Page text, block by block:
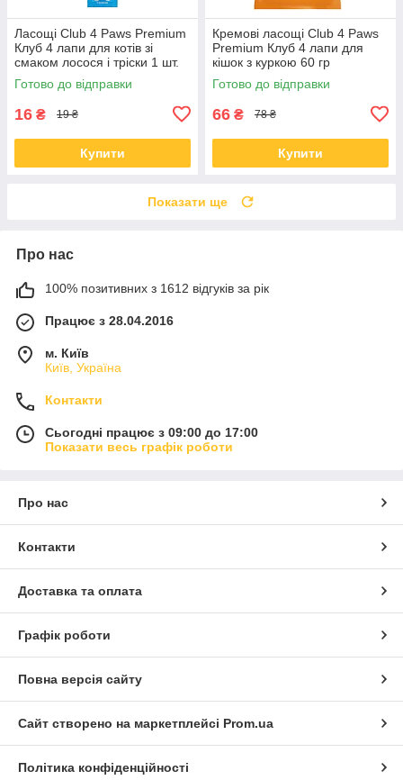
Ласощі Club 4 Paws Premium
Клуб 4 лапи для котів зі
смаком лосося і тріски 1 шт.
Готово до відправки
16 ₴ 19 ₴
Купити
Кремові ласощі Club 4 Paws
Premium Клуб 4 лапи для
кішок з куркою 60 гр
Готово до відправки
66 ₴ 78 ₴
Купити
Показати ще
Про нас
100% позитивних з 1612 відгуків за рік
Працює з 28.04.2016
м. Київ
Київ, Україна
Контакти
Сьогодні працює з 09:00 до 17:00
Показати весь графік роботи
Про нас
Контакти
Доставка та оплата
Графік роботи
Повна версія сайту
Сайт створено на маркетплейсі Prom.ua
Політика конфіденційності